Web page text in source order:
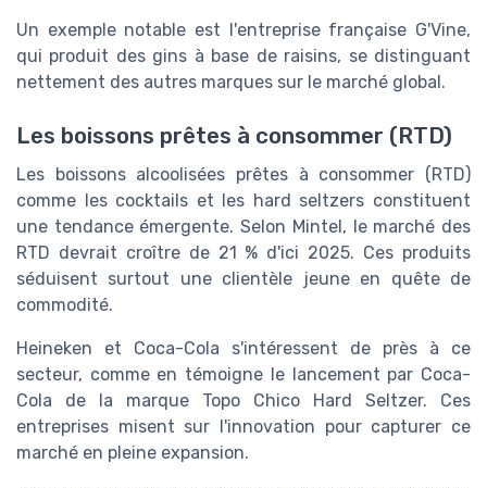
Un exemple notable est l'entreprise française G'Vine,
qui produit des gins à base de raisins, se distinguant
nettement des autres marques sur le marché global.
Les boissons prêtes à consommer (RTD)
Les boissons alcoolisées prêtes à consommer (RTD)
comme les cocktails et les hard seltzers constituent
une tendance émergente. Selon Mintel, le marché des
RTD devrait croître de 21 % d'ici 2025. Ces produits
séduisent surtout une clientèle jeune en quête de
commodité.
Heineken et Coca-Cola s'intéressent de près à ce
secteur, comme en témoigne le lancement par Coca-
Cola de la marque Topo Chico Hard Seltzer. Ces
entreprises misent sur l'innovation pour capturer ce
marché en pleine expansion.